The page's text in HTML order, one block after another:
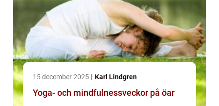
15 december 2025 Karl Lindgren
Yoga- och mindfulnessveckor på öar